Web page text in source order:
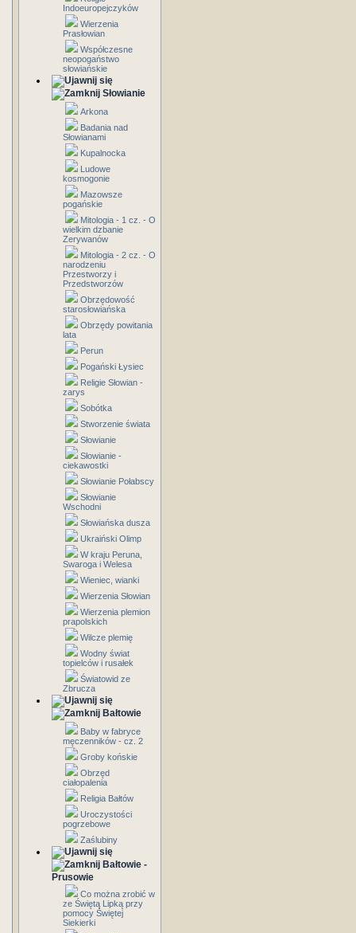
Indoeuropejczyków
Wierzenia
Prasłowian
Współczesne
neopogaństwo
słowiańskie
Słowianie
Arkona
Badania nad
Słowianami
Kupalnocka
Ludowe
kosmogonie
Mazowsze
pogańskie
Mitologia - 1 cz. - O
wielkim dzbanie
Zerywanów
Mitologia - 2 cz. - O
narodzeniu
Przestworzy i
Przedstworzów
Obrzędowość
starosłowiańska
Obrzędy powitania
lata
Perun
Pogański Łysiec
Religie Słowian -
zarys
Sobótka
Stworzenie świata
Słowianie
Słowianie -
ciekawostki
Słowianie Połabscy
Słowianie
Wschodni
Słowiańska dusza
Ukraiński Olimp
W kraju Peruna,
Swaroga i Welesa
Wieniec, wianki
Wierzenia Słowian
Wierzenia plemion
prapolskich
Wilcze plemię
Wodny świat
topielców i rusałek
Światowid ze
Zbrucza
Bałtowie
Baby w fabryce
męczenników - cz. 2
Groby końskie
Obrzęd
ciałopalenia
Religia Bałtów
Uroczystości
pogrzebowe
Zaślubiny
Bałtowie -
Prusowie
Co można zrobić w
ze Świętą Lipką przy
pomocy Świętej
Siekierki